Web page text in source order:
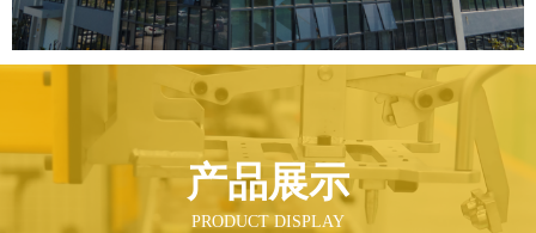
PRODUCT DISPLAY
产品展示